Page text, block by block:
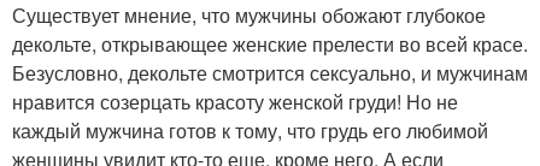
Существует мнение, что мужчины обожают глубокое
декольте, открывающее женские прелести во всей красе.
Безусловно, декольте смотрится сексуально, и мужчинам
нравится созерцать красоту женской груди! Но не
каждый мужчина готов к тому, что грудь его любимой
женщины увидит кто-то еще, кроме него. А если